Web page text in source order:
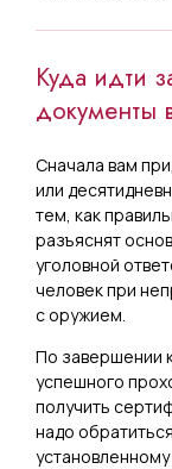
Куда идти
документы
Сначала вам
или
тем, как
разъяснят
уголовной
человек при
с оружием.
По завершении
успешного
получить
надо